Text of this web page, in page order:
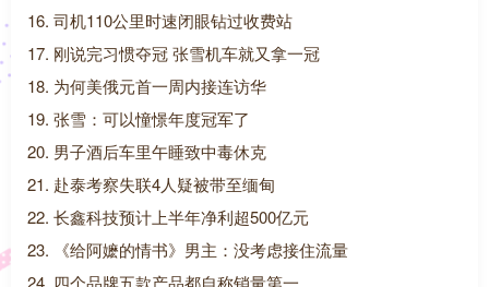
16. 司机110公里时速闭眼钻过收费站
17. 刚说完习惯夺冠 张雪机车就又拿一冠
18. 为何美俄元首一周内接连访华
19. 张雪：可以憧憬年度冠军了
20. 男子酒后车里午睡致中毒休克
21. 赴泰考察失联4人疑被带至缅甸
22. 长鑫科技预计上半年净利超500亿元
23. 《给阿嬷的情书》男主：没考虑接住流量
24. 四个品牌五款产品都自称销量第一